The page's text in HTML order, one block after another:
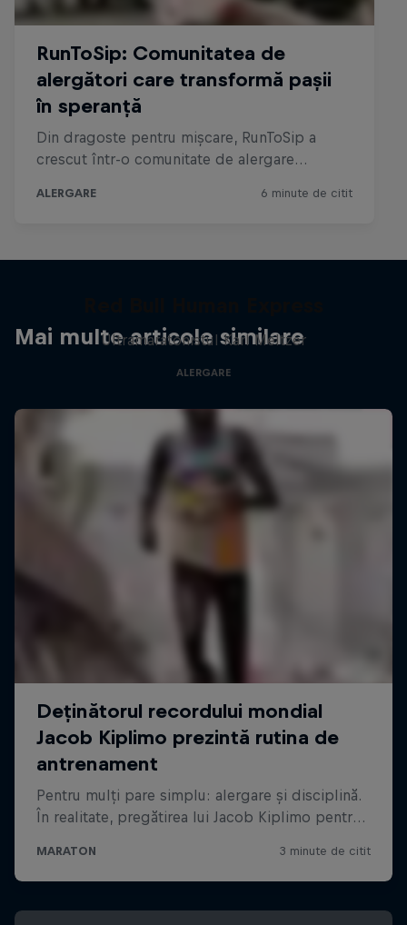
Mai multe articole similare
Ultramaratonistul Karl Meltzer
ALERGARE